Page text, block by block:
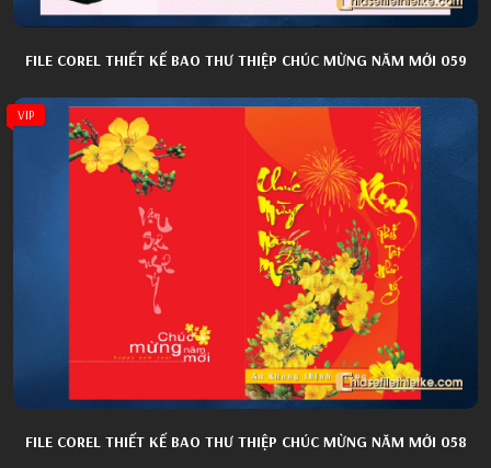
FILE COREL THIẾT KẾ BAO THƯ THIỆP CHÚC MỪNG NĂM MỚI 059
VIP
FILE COREL THIẾT KẾ BAO THƯ THIỆP CHÚC MỪNG NĂM MỚI 058